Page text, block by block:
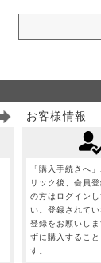
お客様情報
「購入手続きへ
リック後、会員
の方はログインし
い。登録されてい
登録をお願いし
ずに購入するこ
す。